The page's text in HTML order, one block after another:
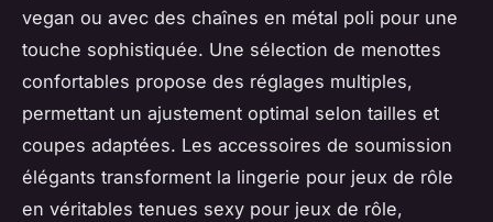
vegan ou avec des chaînes en métal poli pour une
touche sophistiquée. Une sélection de menottes
confortables propose des réglages multiples,
permettant un ajustement optimal selon tailles et
coupes adaptées. Les accessoires de soumission
élégants transforment la lingerie pour jeux de rôle
en véritables tenues sexy pour jeux de rôle,